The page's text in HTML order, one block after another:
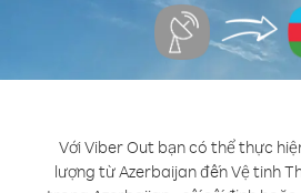
Với Viber Out bạn có thể thực
lượng từ Azerbaijan đến Vệ tinh